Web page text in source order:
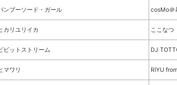
ンブーソード・ガール cosMo＠
カリユリイカ ここなつ
ビットストリーム DJ
マワリ RIYU